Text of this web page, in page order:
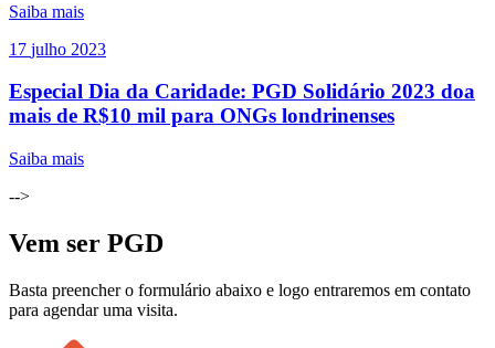
Saiba mais
17 julho 2023
Especial Dia da Caridade: PGD Solidário 2023 doa
mais de R$10 mil para ONGs londrinenses
Saiba mais
-->
Vem ser PGD
Basta preencher o formulário abaixo e logo entraremos em contato
para agendar uma visita.